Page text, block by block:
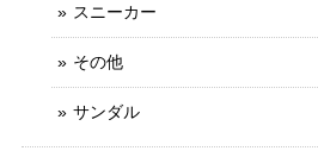
スニーカー
その他
サンダル